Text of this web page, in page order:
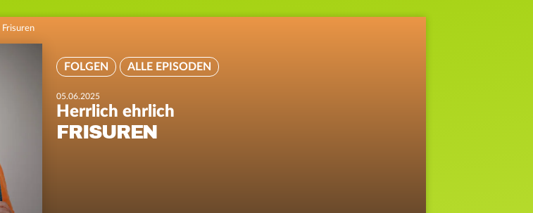
Frisuren
FOLGEN ALLE EPISODEN
05.06.2025
Herrlich ehrlich
FRISUREN